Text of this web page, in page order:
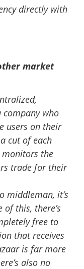
directly with
market
who
users on their
cut of each
monitors the
trade for their
middleman, it’s
of this, there’s
free to
that receives
is far more
also no